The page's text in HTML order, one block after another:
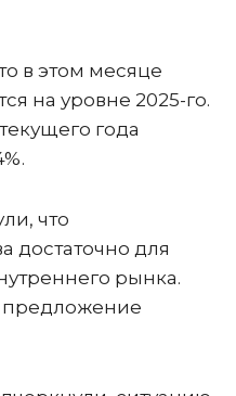
в этом месяце
на уровне 2025-го.
года
что
достаточно для
рынка.
предложение